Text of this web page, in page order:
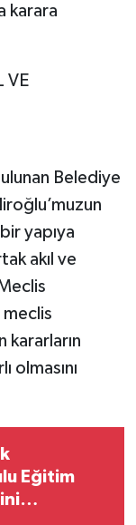
karara
VE
Belediye
yapıya
akıl ve
meclis
kararların
olmasını
Eğitim